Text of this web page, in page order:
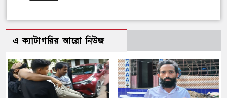
এ ক্যাটাগরির আরো নিউজ